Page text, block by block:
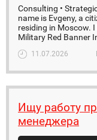
Consulting •
name is Evgeny, a
residing in Moscow.
Military Red Banner
11.07.2026
Ищу работу
менеджера